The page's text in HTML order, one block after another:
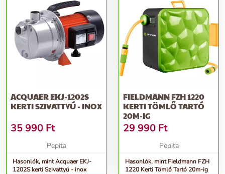
ACQUAER EKJ-1202S
KERTI SZIVATTYÚ - INOX
35 990 Ft
Pepita
Hasonlók, mint Acquaer EKJ-
1202S kerti Szivattyú - inox
FIELDMANN FZH 1220
KERTI TÖMLŐ TARTÓ
20M-IG
29 990 Ft
Pepita
Hasonlók, mint Fieldmann FZH
1220 Kerti Tömlő Tartó 20m-ig